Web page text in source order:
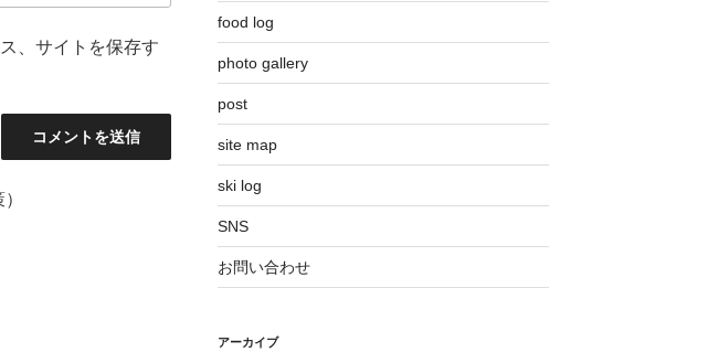
、サイトを保存す
food log
photo gallery
post
site map
ski log
SNS
お問い合わせ
アーカイブ